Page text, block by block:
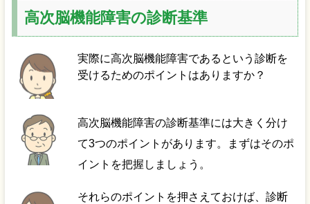
高次脳機能障害の診断基準
実際に高次脳機能障害であるという診断を
受けるためのポイントはありますか？
高次脳機能障害の診断基準には大きく分け
て3つのポイントがあります。まずはそのポ
イントを把握しましょう。
それらのポイントを押さえておけば、診断